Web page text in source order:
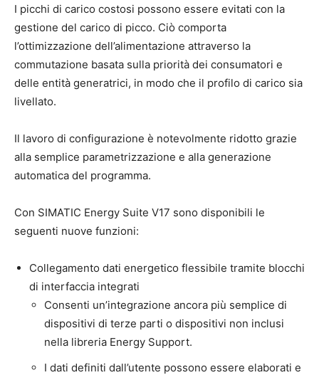
I picchi di carico costosi possono essere evitati con la
gestione del carico di picco. Ciò comporta
l’ottimizzazione dell’alimentazione attraverso la
commutazione basata sulla priorità dei consumatori e
delle entità generatrici, in modo che il profilo di carico sia
livellato.
Il lavoro di configurazione è notevolmente ridotto grazie
alla semplice parametrizzazione e alla generazione
automatica del programma.
Con SIMATIC Energy Suite V17 sono disponibili le
seguenti nuove funzioni:
Collegamento dati energetico flessibile tramite blocchi
di interfaccia integrati
Consenti un’integrazione ancora più semplice di
dispositivi di terze parti o dispositivi non inclusi
nella libreria Energy Support.
I dati definiti dall’utente possono essere elaborati e